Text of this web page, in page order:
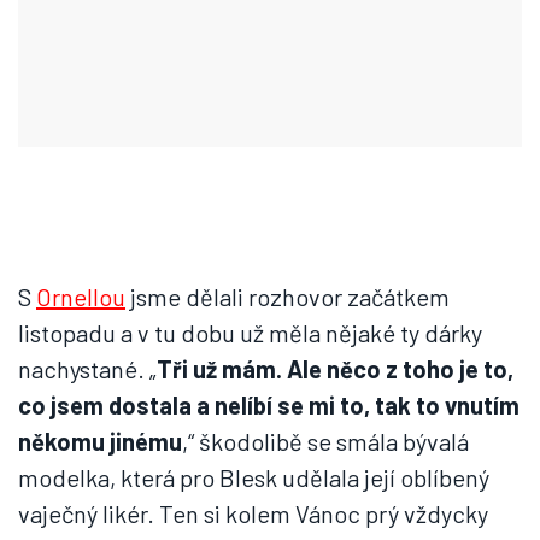
S Ornellou jsme dělali rozhovor začátkem
listopadu a v tu dobu už měla nějaké ty dárky
nachystané. „Tři už mám. Ale něco z toho je to,
co jsem dostala a nelíbí se mi to, tak to vnutím
někomu jinému,“ škodolibě se smála bývalá
modelka, která pro Blesk udělala její oblíbený
vaječný likér. Ten si kolem Vánoc prý vždycky